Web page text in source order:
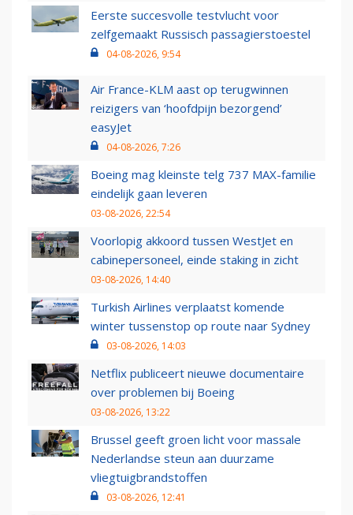
Eerste succesvolle testvlucht voor
zelfgemaakt Russisch passagierstoestel
04-08-2026, 9:54
Air France-KLM aast op terugwinnen
reizigers van ‘hoofdpijn bezorgend’
easyJet
04-08-2026, 7:26
Boeing mag kleinste telg 737 MAX-familie
eindelijk gaan leveren
03-08-2026, 22:54
Voorlopig akkoord tussen WestJet en
cabinepersoneel, einde staking in zicht
03-08-2026, 14:40
Turkish Airlines verplaatst komende
winter tussenstop op route naar Sydney
03-08-2026, 14:03
Netflix publiceert nieuwe documentaire
over problemen bij Boeing
03-08-2026, 13:22
Brussel geeft groen licht voor massale
Nederlandse steun aan duurzame
vliegtuigbrandstoffen
03-08-2026, 12:41